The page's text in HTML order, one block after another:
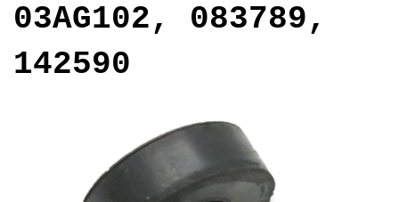
03AG102, 083789,
142590